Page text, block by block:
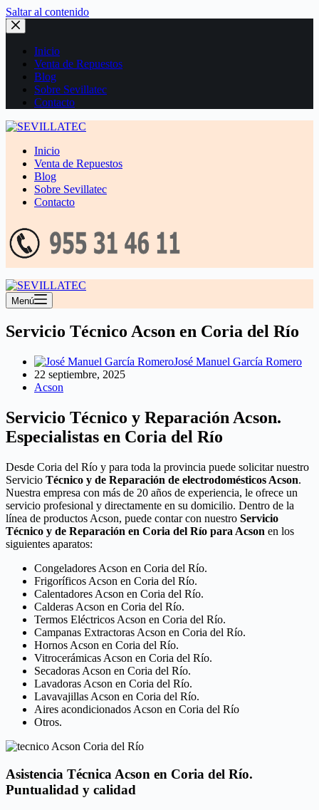
Saltar al contenido
Inicio
Venta de Repuestos
Blog
Sobre Sevillatec
Contacto
Inicio
Venta de Repuestos
Blog
Sobre Sevillatec
Contacto
Menú
Servicio Técnico Acson en Coria del Río
José Manuel García Romero
22 septiembre, 2025
Acson
Servicio Técnico y Reparación Acson.
Especialistas en Coria del Río
Desde Coria del Río y para toda la provincia puede solicitar nuestro
Servicio Técnico y de Reparación de electrodomésticos Acson.
Nuestra empresa con más de 20 años de experiencia, le ofrece un
servicio profesional y directamente en su domicilio. Dentro de la
línea de productos Acson, puede contar con nuestro Servicio
Técnico y de Reparación en Coria del Río para Acson en los
siguientes aparatos:
Congeladores Acson en Coria del Río.
Frigoríficos Acson en Coria del Río.
Calentadores Acson en Coria del Río.
Calderas Acson en Coria del Río.
Termos Eléctricos Acson en Coria del Río.
Campanas Extractoras Acson en Coria del Río.
Hornos Acson en Coria del Río.
Vitrocerámicas Acson en Coria del Río.
Secadoras Acson en Coria del Río.
Lavadoras Acson en Coria del Río.
Lavavajillas Acson en Coria del Río.
Aires acondicionados Acson en Coria del Río
Otros.
Asistencia Técnica Acson en Coria del Río.
Puntualidad y calidad